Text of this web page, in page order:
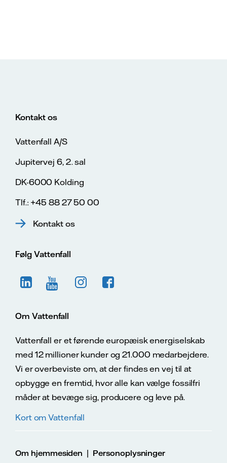
Kontakt os
Vattenfall A/S
Jupitervej 6, 2. sal
DK-6000 Kolding
Tlf.: +45 88 27 50 00
Kontakt os
Følg Vattenfall
Om Vattenfall
Vattenfall er et førende europæisk energiselskab
med 12 millioner kunder og 21.000 medarbejdere.
Vi er overbeviste om, at der findes en vej til at
opbygge en fremtid, hvor alle kan vælge fossilfri
måder at bevæge sig, producere og leve på.
Kort om Vattenfall
Om hjemmesiden | Personoplysninger